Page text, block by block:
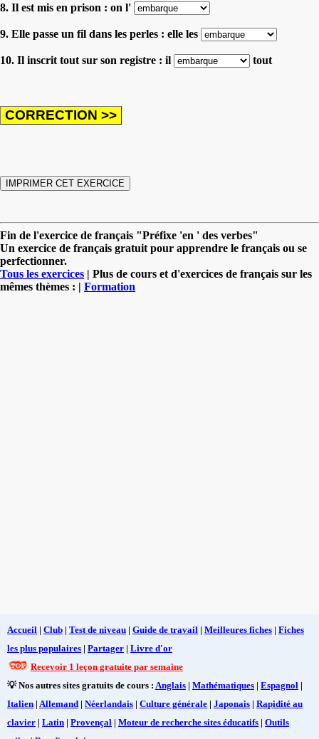
8. Il est mis en prison : on l'
9. Elle passe un fil dans les perles : elle les
10. Il inscrit tout sur son registre : il tout
Fin de l'exercice de français "Préfixe 'en ' des verbes"
Un exercice de français gratuit pour apprendre le français ou se
perfectionner.
Tous les exercices | Plus de cours et d'exercices de français sur les
mêmes thèmes : | Formation
Accueil | Club | Test de niveau | Guide de travail | Meilleures fiches | Fiches
les plus populaires | Partager | Livre d'or
Recevoir 1 leçon gratuite par semaine
💡 Nos autres sites gratuits de cours : Anglais | Mathématiques | Espagnol |
Italien | Allemand | Néerlandais | Culture générale | Japonais | Rapidité au
clavier | Latin | Provençal | Moteur de recherche sites éducatifs | Outils